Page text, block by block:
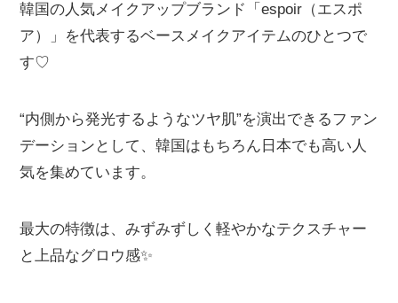
韓国の人気メイクアップブランド「espoir（エスポ
ア）」を代表するベースメイクアイテムのひとつで
す♡
“内側から発光するようなツヤ肌”を演出できるファン
デーションとして、韓国はもちろん日本でも高い人
気を集めています。
最大の特徴は、みずみずしく軽やかなテクスチャー
と上品なグロウ感✨